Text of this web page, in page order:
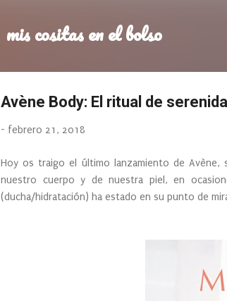
mis cositas en el bolso
Avène Body: El ritual de
- febrero 21, 2018
Hoy os traigo el último lanzamiento de Avène,
nuestro cuerpo y de nuestra piel, en
(ducha/hidratación) ha estado en su punto de